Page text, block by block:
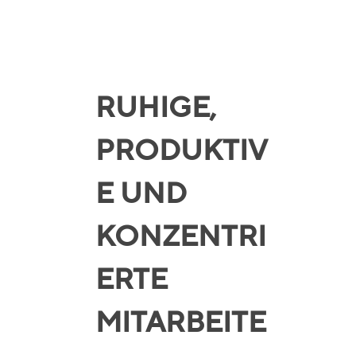
RUHIGE,
PRODUKTIV
E UND
KONZENTRI
ERTE
MITARBEITE